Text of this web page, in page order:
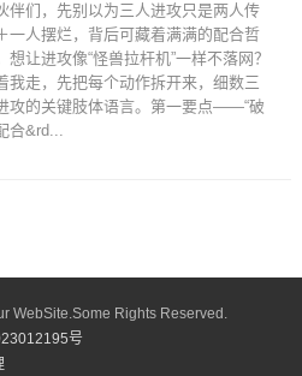
伴们，先别以为三人进攻只是两人传
一人摆烂，背后可藏着满满的配合哲
想让进攻像“怪兽拉杆机”一样不落网？
我走，先把每个动作拆开来，细数三
攻的关键肢体语言。第一要点——“破
合&rd...
WebSite.Some Rights Reserved.
号